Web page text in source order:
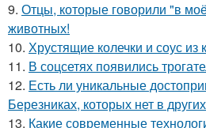
9. Отцы, которые говорили "в
животных!
10. Хрустящие колечки и соус из
11. В соцсетях появились
12. Есть ли уникальные
Березниках, которых нет в
13. Какие современные